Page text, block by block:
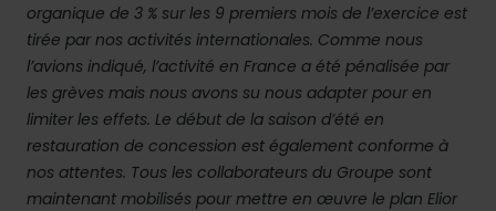
organique de 3 % sur les 9 premiers mois de l’exercice est
tirée par nos activités internationales. Comme nous
l’avions indiqué, l’activité en France a été pénalisée par
les grèves mais nous avons su nous adapter pour en
limiter les effets. Le début de la saison d’été en
restauration de concession est également conforme à
nos attentes. Tous les collaborateurs du Groupe sont
maintenant mobilisés pour mettre en œuvre le plan Elior